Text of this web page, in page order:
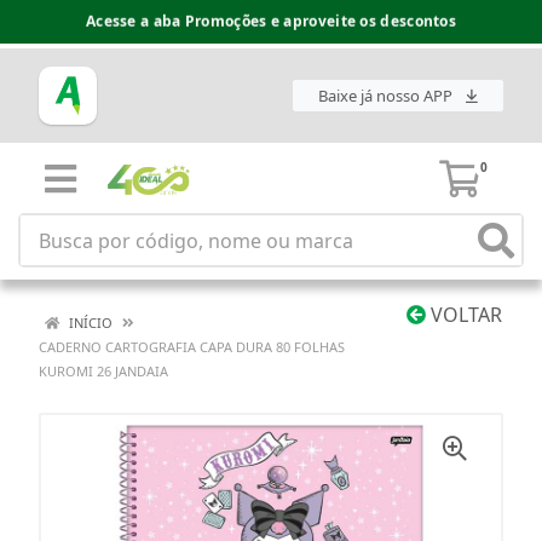
Acesse a aba Promoções e aproveite os descontos
Baixe já nosso APP
0
VOLTAR
INÍCIO
CADERNO CARTOGRAFIA CAPA DURA 80 FOLHAS
KUROMI 26 JANDAIA